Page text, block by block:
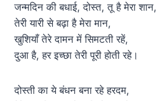
जन्मदिन की बधाई, दोस्त, तू है मेरा शान,
तेरी यारी से बढ़ा है मेरा मान,
खुशियाँ तेरे दामन में सिमटती रहें,
दुआ है, हर इच्छा तेरी पूरी होती रहे।
दोस्ती का ये बंधन बना रहे हरदम,